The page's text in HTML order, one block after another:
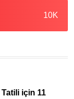
10K
için 11